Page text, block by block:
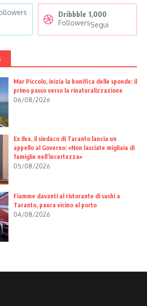
Dribbble 1,000
FollowersSegui
Mar Piccolo, inizia la bonifica delle sponde: il
primo passo verso la rinaturalizzazione
06/08/2026
Ex Ilva, il sindaco di Taranto lancia un
appello al Governo: «Non lasciate migliaia di
famiglie nell’incertezza»
05/08/2026
Fiamme davanti al ristorante di sushi a
Taranto, paura vicino al porto
04/08/2026